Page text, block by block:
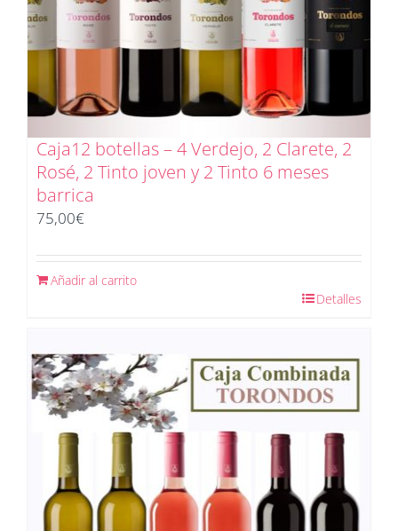
Caja12 botellas – 4 Verdejo, 2 Clarete, 2
Rosé, 2 Tinto joven y 2 Tinto 6 meses
barrica
75,00€
Añadir al carrito
Detalles